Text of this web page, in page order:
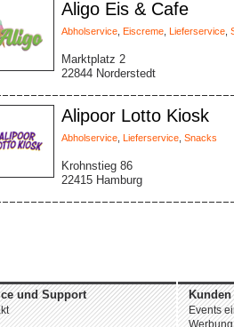
Aligo Eis & Cafe
Abholservice Eiscreme Lieferservice
Marktplatz 2
22844 Norderstedt
Alipoor Lotto Kiosk
Abholservice Lieferservice Snacks
Krohnstieg 86
22415 Hamburg
und Support
Events